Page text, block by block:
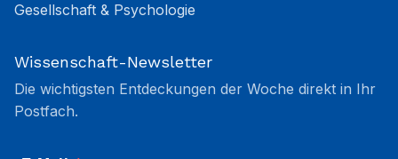
Gesellschaft & Psychologie
Wissenschaft-Newsletter
Die wichtigsten Entdeckungen der Woche direkt in Ihr
Postfach.